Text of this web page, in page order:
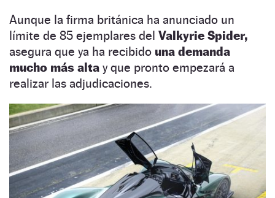
Aunque la firma británica ha anunciado un
límite de 85 ejemplares del Valkyrie Spider,
asegura que ya ha recibido una demanda
mucho más alta y que pronto empezará a
realizar las adjudicaciones.